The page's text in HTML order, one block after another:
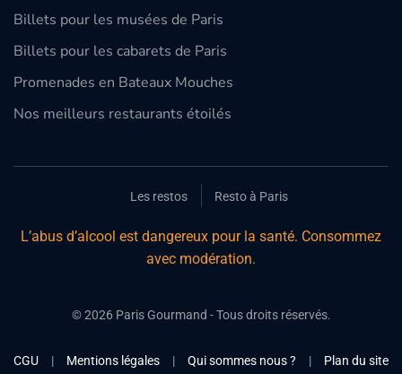
Billets pour les musées de Paris
Billets pour les cabarets de Paris
Promenades en Bateaux Mouches
Nos meilleurs restaurants étoilés
Les restos Resto à Paris
L’abus d’alcool est dangereux pour la santé. Consommez
avec modération.
©2026Paris Gourmand - Tous droits réservés.
CGU | Mentions légales | Qui sommes nous ? | Plan du site